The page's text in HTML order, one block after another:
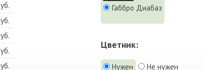
Габбро Диабаз
Цветник:
Нужен Не нужен